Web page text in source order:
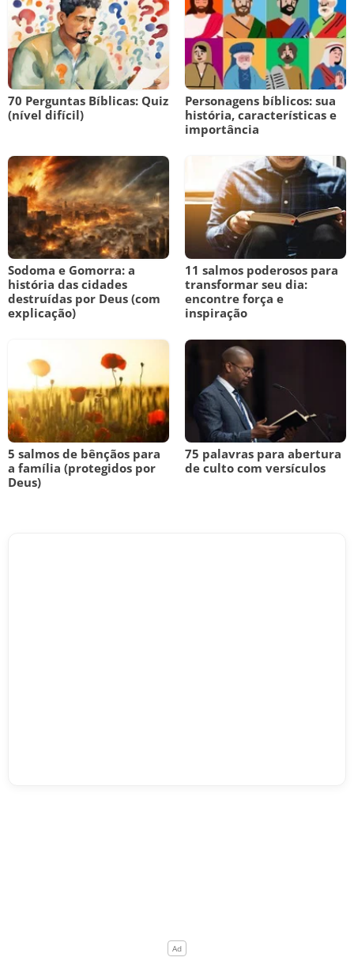
70 Perguntas Bíblicas: Quiz
(nível difícil)
Personagens bíblicos: sua
história, características e
importância
Sodoma e Gomorra: a
história das cidades
destruídas por Deus (com
explicação)
11 salmos poderosos para
transformar seu dia:
encontre força e
inspiração
5 salmos de bênçãos para
a família (protegidos por
Deus)
75 palavras para abertura
de culto com versículos